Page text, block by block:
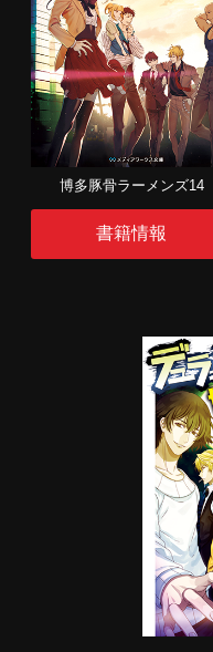
博多豚骨ラーメンズ14
書籍情報